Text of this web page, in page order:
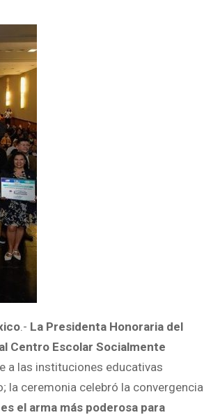
.- La Presidenta Honoraria del
Centro Escolar Socialmente
a las instituciones educativas
la ceremonia celebró la convergencia
el arma más poderosa para